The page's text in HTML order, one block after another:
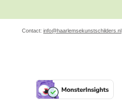
Contact: info@haarlemsekunstschilders.nl